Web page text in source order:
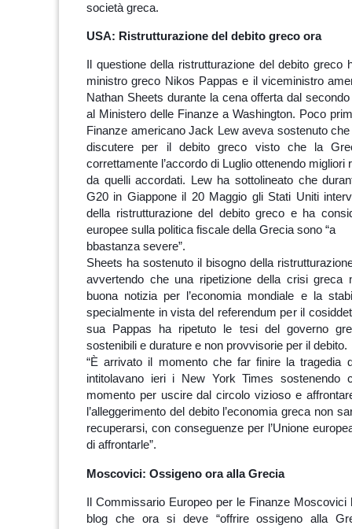
società greca.
USA: Ristrutturazione del debito greco ora
Il questione della ristrutturazione del debito greco
ministro greco Nikos Pappas e il viceministro
Nathan Sheets durante la cena offerta dal
al Ministero delle Finanze a Washington. Poco
Finanze americano Jack Lew aveva sostenuto
discutere per il debito greco visto che la
correttamente l’accordo di Luglio ottenendo migliori
da quelli accordati. Lew ha sottolineato che
G20 in Giappone il 20 Maggio gli Stati Uniti
della ristrutturazione del debito greco e ha
europee sulla politica fiscale della Grecia sono “a
bbastanza severe”.
Sheets ha sostenuto il bisogno della
avvertendo che una ripetizione della crisi greca
buona notizia per l’economia mondiale e la
specialmente in vista del referendum per il
sua Pappas ha ripetuto le tesi del governo
sostenibili e durature e non provvisorie per il debito.
“È arrivato il momento che far finire la tragedia
intitolavano ieri i New York Times sostenendo
momento per uscire dal circolo vizioso e
l’alleggerimento del debito l’economia greca non
recuperarsi, con conseguenze per l’Unione
di affrontarle”.
Moscovici: Ossigeno ora alla Grecia
Il Commissario Europeo per le Finanze
blog che ora si deve “offrire ossigeno alla